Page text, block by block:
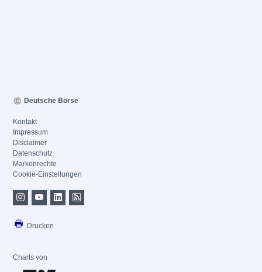
Deutsche Börse
Kontakt
Impressum
Disclaimer
Datenschutz
Markenrechte
Cookie-Einstellungen
Drucken
Charts von